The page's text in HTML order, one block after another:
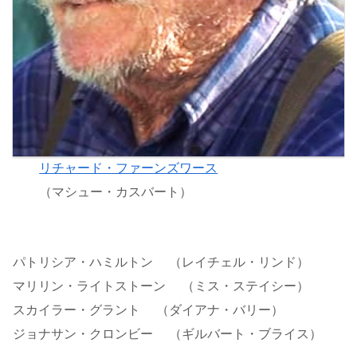
リチャード・ファーンズワース
（マシュー・カスバート）
パトリシア・ハミルトン （レイチェル・リンド）
マリリン・ライトストーン （ミス・ステイシー）
スカイラー・グラント （ダイアナ・バリー）
ジョナサン・クロンビー （ギルバート・ブライス）